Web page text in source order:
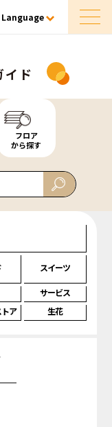
Language
イド
フロア
から探す
スイーツ
サービス
トア 生花